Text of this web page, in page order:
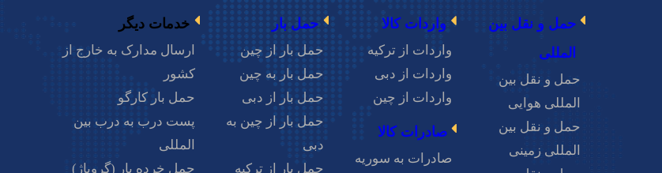
حمل و نقل بین
المللی هوایی
حمل و نقل بین
المللی زمینی
حمل و نقل بین
المللی
واردات از ترکیه
واردات از دبی
واردات از چین
واردات کالا
صادرات به سوریه
صادرات کالا
حمل بار از چین
حمل بار به چین
حمل بار از دبی
حمل بار از چین به
دبی
حمل بار از ترکیه
حمل بار
ارسال مدارک به خارج از
کشور
حمل بار کارگو
پست درب به درب بین
المللی
حمل خرده بار (گروپاژ)
خدمات دیگر
تلفن : 02142281
تلفن : 900 200 91 -021